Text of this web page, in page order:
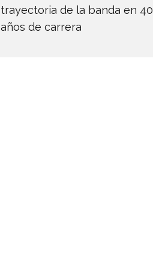
trayectoria de la banda en 40
años de carrera